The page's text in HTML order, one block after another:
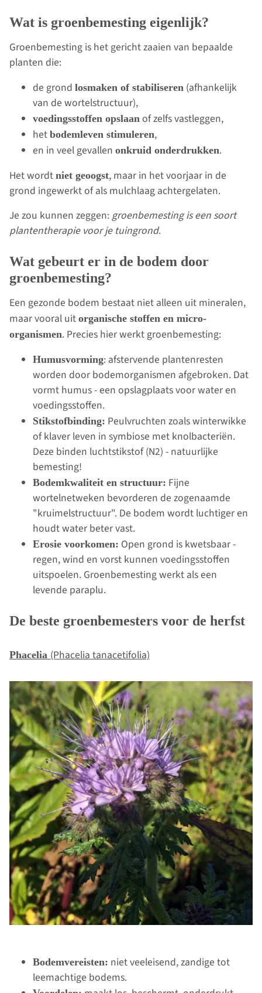
Wat is groenbemesting eigenlijk?
Groenbemesting is het gericht zaaien van bepaalde
planten die:
de grond losmaken of stabiliseren (afhankelijk
van de wortelstructuur),
voedingsstoffen opslaan of zelfs vastleggen,
het bodemleven stimuleren,
en in veel gevallen onkruid onderdrukken.
Het wordt niet geoogst, maar in het voorjaar in de
grond ingewerkt of als mulchlaag achtergelaten.
Je zou kunnen zeggen: groenbemesting is een soort
plantentherapie voor je tuingrond.
Wat gebeurt er in de bodem door
groenbemesting?
Een gezonde bodem bestaat niet alleen uit mineralen,
maar vooral uit organische stoffen en micro-
organismen. Precies hier werkt groenbemesting:
Humusvorming: afstervende plantenresten
worden door bodemorganismen afgebroken. Dat
vormt humus - een opslagplaats voor water en
voedingsstoffen.
Stikstofbinding: Peulvruchten zoals winterwikke
of klaver leven in symbiose met knolbacteriën.
Deze binden luchtstikstof (N2) - natuurlijke
bemesting!
Bodemkwaliteit en structuur: Fijne
wortelnetweken bevorderen de zogenaamde
"kruimelstructuur". De bodem wordt luchtiger en
houdt water beter vast.
Erosie voorkomen: Open grond is kwetsbaar -
regen, wind en vorst kunnen voedingsstoffen
uitspoelen. Groenbemesting werkt als een
levende paraplu.
De beste groenbemesters voor de herfst
Phacelia (Phacelia tanacetifolia)
Bodemvereisten: niet veeleisend, zandige tot
leemachtige bodems.